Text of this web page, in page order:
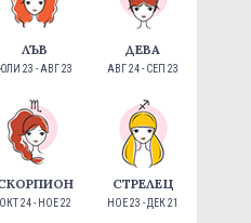
ЛЪВ
ЮЛИ 23 - АВГ 23
ДЕВА
АВГ 24 - СЕП 23
ОКТ 24 - НОЕ 22
СТРЕЛЕЦ
НОЕ 23 - ДЕК 21